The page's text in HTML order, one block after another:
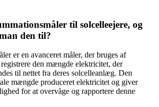
til solcelleejere, og
den til?
er en avanceret måler, der bruges af
den mængde elektricitet, der
til nettet fra deres solcelleanlæg. Den
mængde produceret elektricitet og giver
for at overvåge og rapportere denne